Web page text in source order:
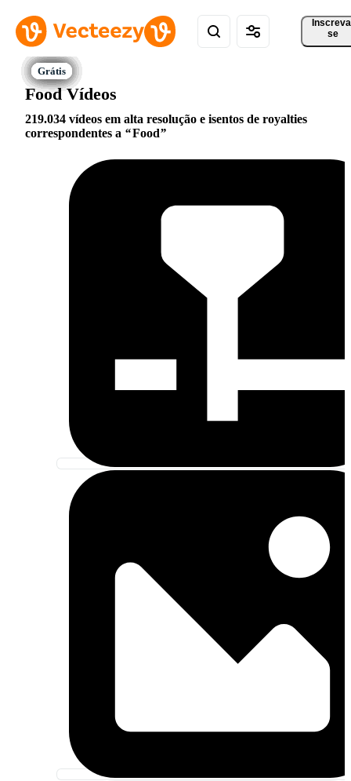
se
Food Vídeos
219.034 vídeos em alta resolução e isentos de royalties
correspondentes a
Food